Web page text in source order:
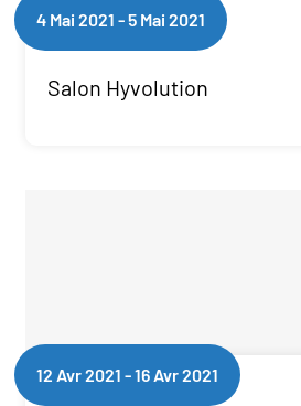
Salon Hyvolution
4 Mai 2021 -5 Mai 2021
12 Avr 2021 -16 Avr 2021